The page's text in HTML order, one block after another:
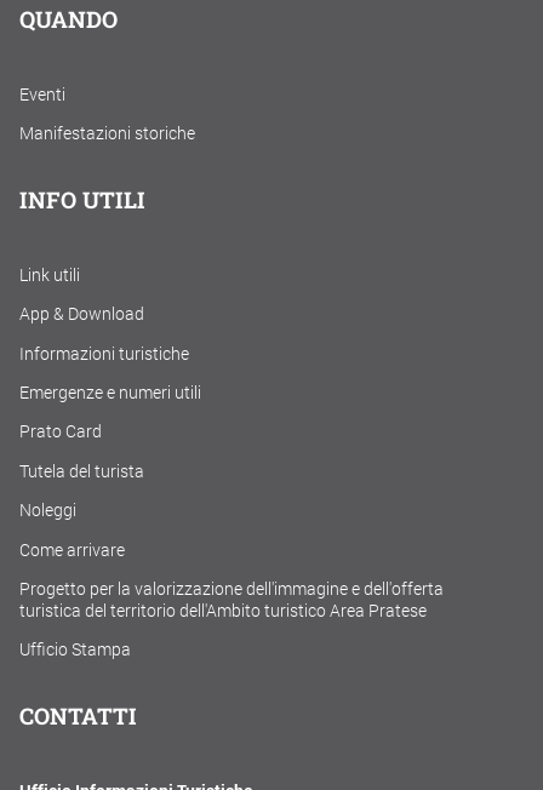
QUANDO
Eventi
Manifestazioni storiche
INFO UTILI
Link utili
App & Download
Informazioni turistiche
Emergenze e numeri utili
Prato Card
Tutela del turista
Noleggi
Come arrivare
Progetto per la valorizzazione dell'immagine e dell'offerta
turistica del territorio dell'Ambito turistico Area Pratese
Ufficio Stampa
CONTATTI